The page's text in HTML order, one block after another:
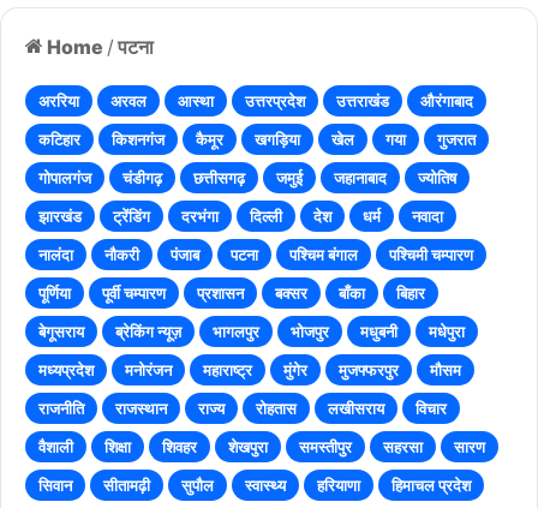
Home / पटना
अररिया अरवल आस्था उत्तरप्रदेश उत्तराखंड
औरंगाबाद
कटिहार
किशनगंज कैमूर खगड़िया खेल गया
गुजरात
गोपालगंज
चंडीगढ़ छत्तीसगढ़ जमुई जहानाबाद
ज्योतिष
झारखंड
ट्रेंडिंग दरभंगा दिल्ली देश धर्म
नवादा
नालंदा
नौकरी पंजाब पटना पश्चिम बंगाल
पश्चिमी चम्पारण
पूर्णिया
पूर्वी चम्पारण प्रशासन बक्सर बाँका
बिहार
बेगूसराय
ब्रेकिंग न्यूज़ भागलपुर भोजपुर मधुबनी
मधेपुरा
मध्यप्रदेश
मनोरंजन महाराष्ट्र मुंगेर मुजफ्फरपुर
मौसम
राजनीति
राजस्थान राज्य रोहतास लखीसराय
विचार
वैशाली
शिक्षा शिवहर शेखपुरा समस्तीपुर सहरसा
सारण
सिवान
सीतामढ़ी सुपौल स्वास्थ्य हरियाणा हिमाचल प्रदेश